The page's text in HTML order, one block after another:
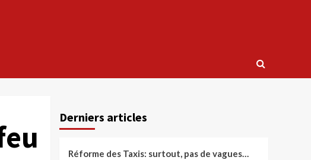
Derniers articles
Réforme des Taxis: surtout, pas de vagues…